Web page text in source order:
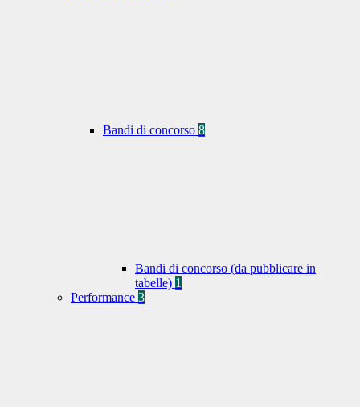
Bandi di concorso 8
Bandi di concorso (da pubblicare in
tabelle) 1
Performance 3